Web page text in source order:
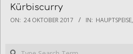
Kürbiscurry
2017-
ON: 24 OKTOBER 2017 IN: HAUPTSPEISE,
Search